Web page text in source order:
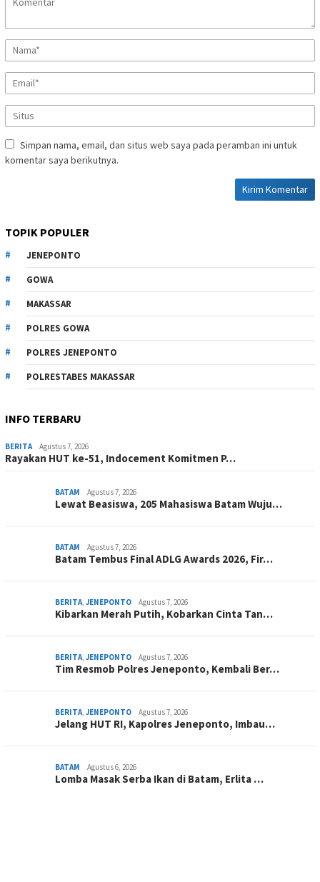
Simpan nama, email, dan situs web saya pada peramban ini untuk
komentar saya berikutnya.
TOPIK POPULER
JENEPONTO
GOWA
MAKASSAR
POLRES GOWA
POLRES JENEPONTO
POLRESTABES MAKASSAR
INFO TERBARU
BERITA Agustus 7, 2026
Rayakan HUT ke-51, Indocement Komitmen P…
BATAM Agustus 7, 2026
Lewat Beasiswa, 205 Mahasiswa Batam Wuju…
BATAM Agustus 7, 2026
Batam Tembus Final ADLG Awards 2026, Fir…
BERITA, JENEPONTO Agustus 7, 2026
Kibarkan Merah Putih, Kobarkan Cinta Tan…
BERITA, JENEPONTO Agustus 7, 2026
Tim Resmob Polres Jeneponto, Kembali Ber…
BERITA, JENEPONTO Agustus 7, 2026
Jelang HUT RI, Kapolres Jeneponto, Imbau…
BATAM Agustus 6, 2026
Lomba Masak Serba Ikan di Batam, Erlita …